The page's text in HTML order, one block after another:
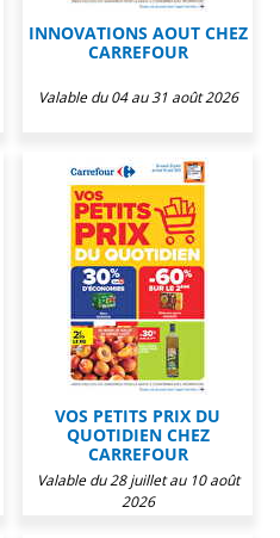
INNOVATIONS AOUT CHEZ
CARREFOUR
Valable du 04 au 31 août 2026
VOS PETITS PRIX DU
QUOTIDIEN CHEZ
CARREFOUR
Valable du 28 juillet au 10 août
2026